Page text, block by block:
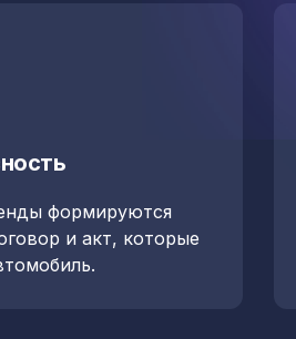
формируются
и акт, которые